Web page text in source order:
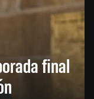
final